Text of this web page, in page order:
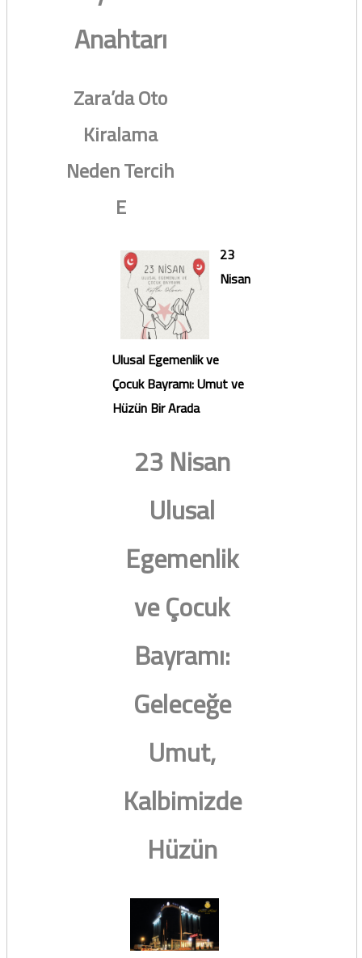
Anahtarı
Zara’da Oto
Kiralama
Neden Tercih
E
23
Nisan
Ulusal Egemenlik ve
Çocuk Bayramı: Umut ve
Hüzün Bir Arada
23 Nisan
Ulusal
Egemenlik
ve Çocuk
Bayramı:
Geleceğe
Umut,
Kalbimizde
Hüzün